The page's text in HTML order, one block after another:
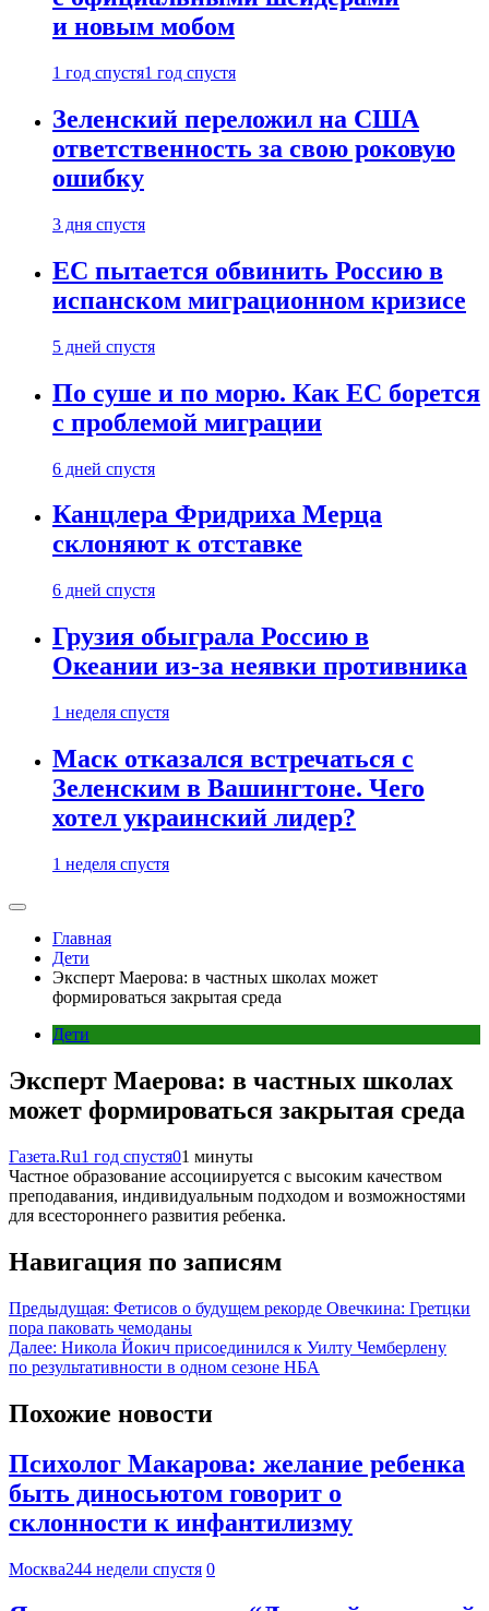
и новым мобом
1 год спустя1 год спустя
Зеленский переложил на США
ответственность за свою роковую
ошибку
3 дня спустя
ЕС пытается обвинить Россию в
испанском миграционном кризисе
5 дней спустя
По суше и по морю. Как ЕС борется
с проблемой миграции
6 дней спустя
Канцлера Фридриха Мерца
склоняют к отставке
6 дней спустя
Грузия обыграла Россию в
Океании из-за неявки противника
1 неделя спустя
Маск отказался встречаться с
Зеленским в Вашингтоне. Чего
хотел украинский лидер?
1 неделя спустя
Главная
Дети
Эксперт Маерова: в частных школах может
формироваться закрытая среда
Дети
Эксперт Маерова: в частных школах
может формироваться закрытая среда
Газета.Ru1 год спустя01 минуты
Частное образование ассоциируется с высоким качеством
преподавания, индивидуальным подходом и возможностями
для всестороннего развития ребенка.
Навигация по записям
Предыдущая: Фетисов о будущем рекорде Овечкина: Гретцки
пора паковать чемоданы
Далее: Никола Йокич присоединился к Уилту Чемберлену
по результативности в одном сезоне НБА
Похожие новости
Психолог Макарова: желание ребенка
быть диносьютом говорит о
склонности к инфантилизму
Москва244 недели спустя 0